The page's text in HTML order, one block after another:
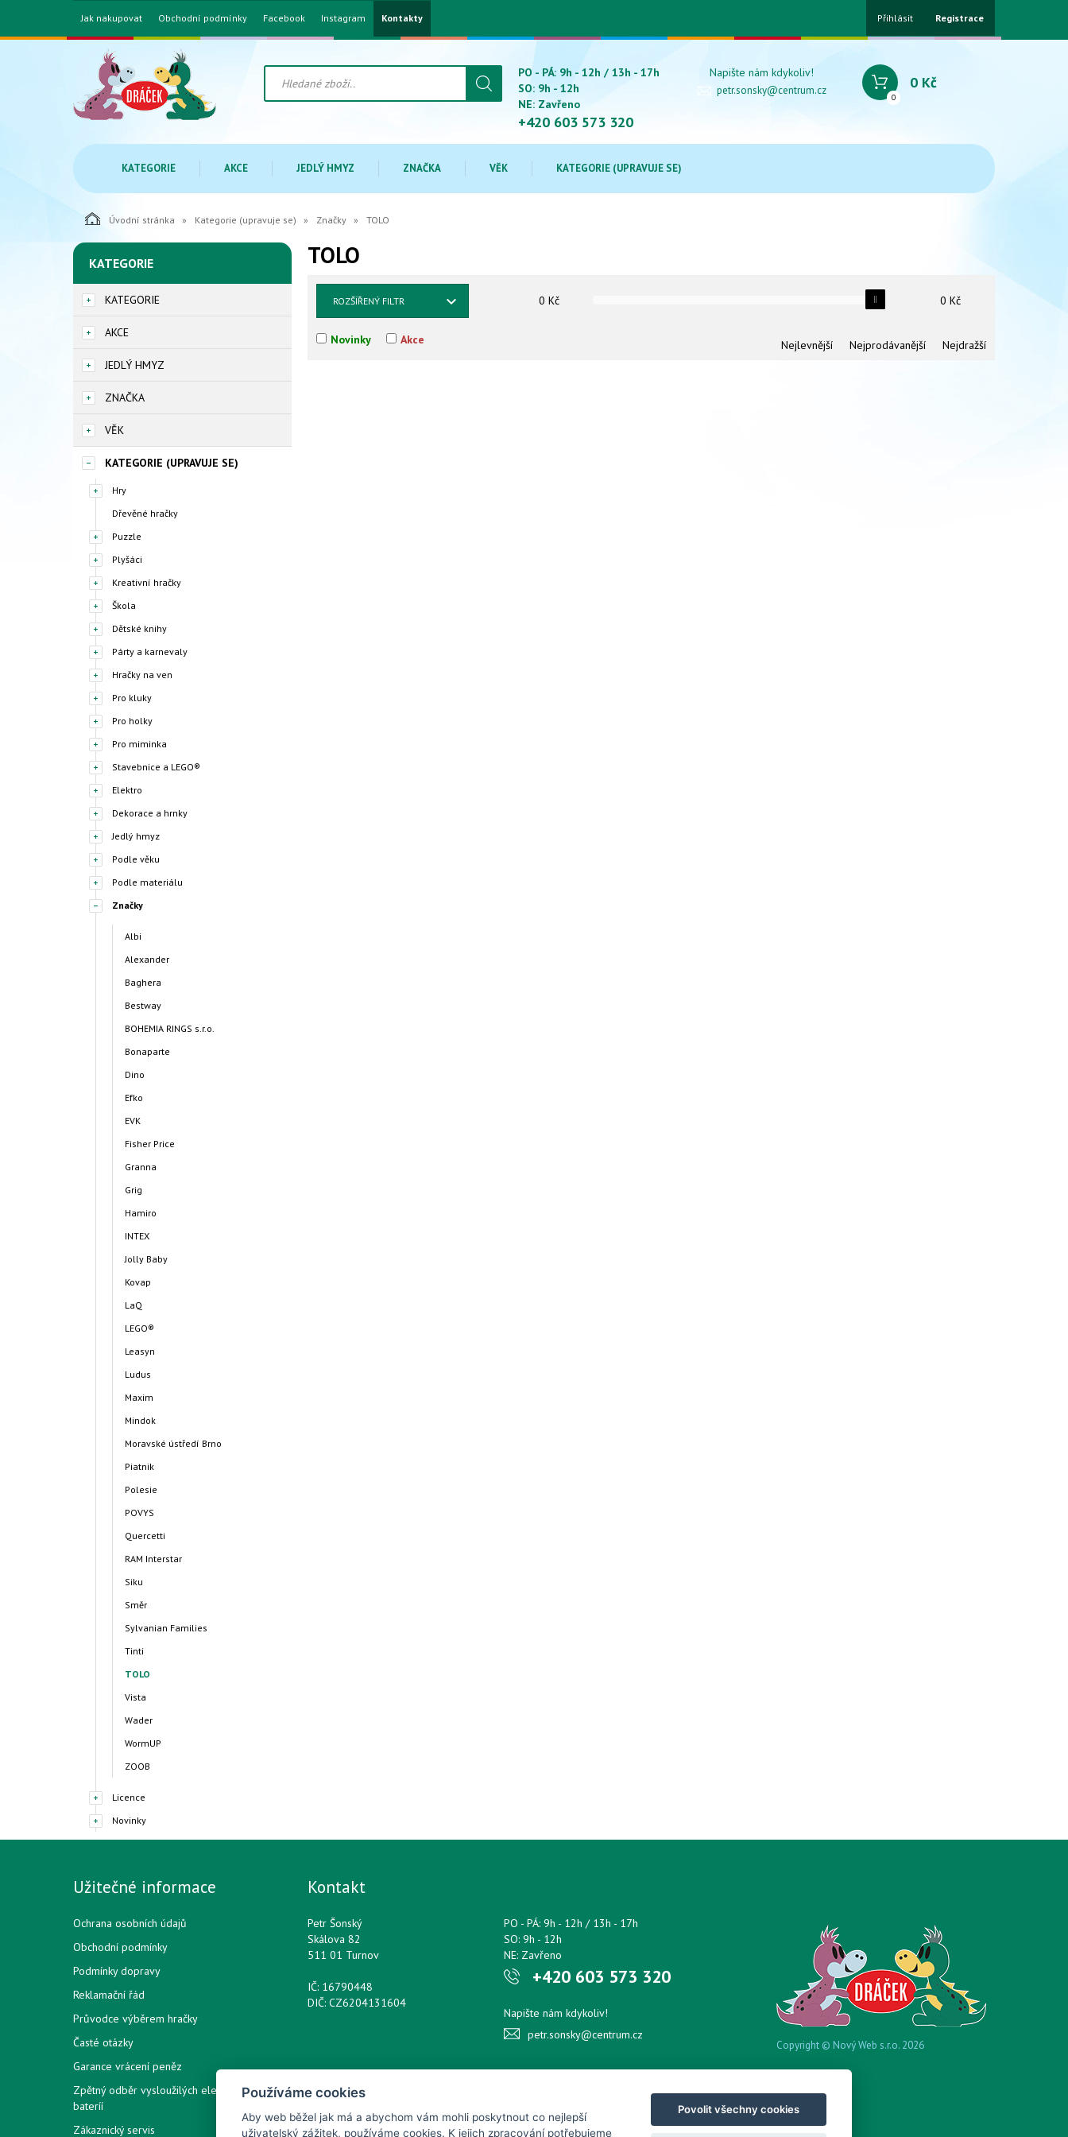
Jak nakupovat Obchodní podmínky Facebook Instagram Kontakty Přihlásit Registrace
PO - PÁ: 9h - 12h / 13h - 17h
SO: 9h - 12h
NE: Zavřeno
+420 603 573 320
Napište nám kdykoliv!
petr.sonsky@centrum.cz
0
0 Kč
KATEGORIE AKCE JEDLÝ HMYZ ZNAČKA VĚK KATEGORIE (UPRAVUJE SE)
Úvodní stránka Kategorie (upravuje se) Značky TOLO
KATEGORIE
KATEGORIE
AKCE
JEDLÝ HMYZ
ZNAČKA
VĚK
KATEGORIE (UPRAVUJE SE)
Hry
Dřevěné hračky
Puzzle
Plyšáci
Kreativní hračky
Škola
Dětské knihy
Párty a karnevaly
Hračky na ven
Pro kluky
Pro holky
Pro miminka
Stavebnice a LEGO®
Elektro
Dekorace a hrnky
Jedlý hmyz
Podle věku
Podle materiálu
Značky
Albi
Alexander
Baghera
Bestway
BOHEMIA RINGS s.r.o.
Bonaparte
Dino
Efko
EVK
Fisher Price
Granna
Grig
Hamiro
INTEX
Jolly Baby
Kovap
LaQ
LEGO®
Leasyn
Ludus
Maxim
Mindok
Moravské ústředí Brno
Piatnik
Polesie
POVYS
Quercetti
RAM Interstar
Siku
Směr
Sylvanian Families
Tinti
TOLO
Vista
Wader
WormUP
ZOOB
Licence
Novinky
TOLO
ROZŠÍŘENÝ FILTR 0 Kč 0 Kč
Novinky Akce Nejlevnější Nejprodávanější Nejdražší
Užitečné informace
Ochrana osobních údajů
Obchodní podmínky
Podmínky dopravy
Reklamační řád
Průvodce výběrem hračky
Časté otázky
Garance vrácení peněz
Zpětný odběr vysloužilých elektrozařízení /
bateríí
Zákaznický servis
Kontakt
Petr Šonský
Skálova 82
511 01 Turnov
IČ: 16790448
DIČ: CZ6204131604
PO - PÁ: 9h - 12h / 13h - 17h
SO: 9h - 12h
NE: Zavřeno
+420 603 573 320
Napište nám kdykoliv!
petr.sonsky@centrum.cz
Copyright © Nový Web s.r.o. 2026
Používáme cookies
Aby web běžel jak má a abychom vám mohli poskytnout co nejlepší
uživatelský zážitek, používáme cookies. K jejich zpracování potřebujeme
Povolit všechny cookies